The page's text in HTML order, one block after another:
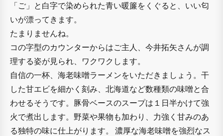
「ご」と白字で染められた青い暖簾をくぐると、いい匂
いが漂ってきます。
たまりませんね。
コの字型のカウンターからはご主人、今井拓矢さんが調
理する姿が見られ、ワクワクします。
自信の一杯、海老味噌ラーメンをいただきましょう。干
した甘エビを細かく刻み、北海道など数種類の味噌と合
わせるそうです。豚骨ベースのスープは１日半かけて強
火で煮出します。野菜や果物も加わり、力強く甘みのあ
る独特の味に仕上がります。 濃厚な海老味噌を強烈なス